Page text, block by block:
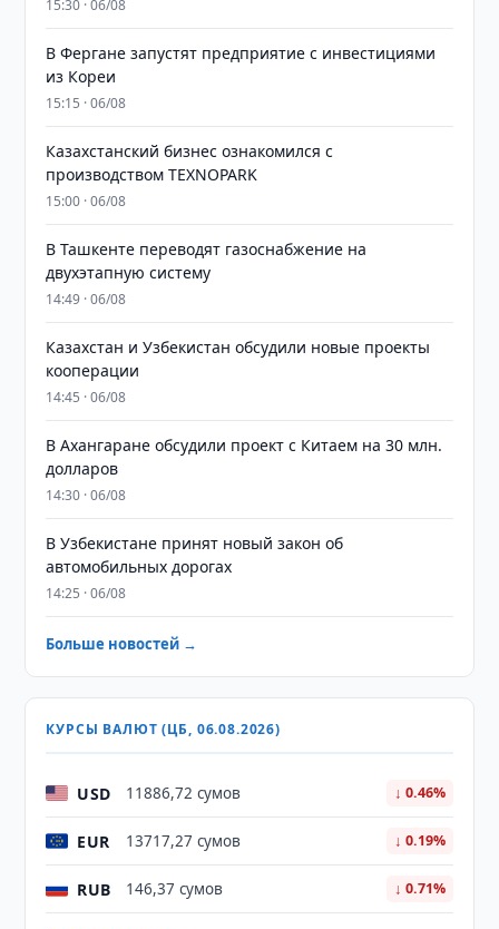
15:30 · 06/08
В Фергане запустят предприятие с инвестициями
из Кореи
15:15 · 06/08
Казахстанский бизнес ознакомился с
производством TEXNOPARK
15:00 · 06/08
В Ташкенте переводят газоснабжение на
двухэтапную систему
14:49 · 06/08
Казахстан и Узбекистан обсудили новые проекты
кооперации
14:45 · 06/08
В Ахангаране обсудили проект с Китаем на 30 млн.
долларов
14:30 · 06/08
В Узбекистане принят новый закон об
автомобильных дорогах
14:25 · 06/08
Больше новостей →
КУРСЫ ВАЛЮТ (ЦБ, 06.08.2026)
USD 11886,72 сумов ↓ 0.46%
EUR 13717,27 сумов ↓ 0.19%
RUB 146,37 сумов ↓ 0.71%